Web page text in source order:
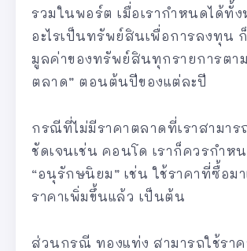
รวมในพอร์ต เมื่อเรากำหนดได้ทั้ง
อะไรเป็นทรัพย์สินเพื่อการลงทุน
มูลค่าของทรัพย์สินทุกรายการตาม
ตลาด” ตอนต้นปีของแต่ละปี
กรณีที่ไม่มีราคาตลาดที่เราสามาร
ชัดเจนเช่น คอนโด เราก็ควรกำห
“อนุรักษนิยม” เช่น ใช้ราคาที่ซื้อม
ราคาเพิ่มขึ้นแล้ว เป็นต้น
ส่วนกรณี ทองแท่ง สามารถใช้รา